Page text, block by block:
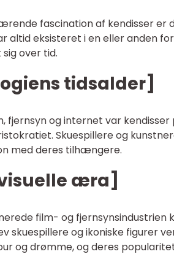
fascination af kendisser er
altid eksisteret i en eller anden
over tid.
tidsalder]
fjernsyn og internet var
Skuespillere og
med deres tilhængere.
æra]
film- og fjernsynsindustrien
skuespillere og ikoniske figurer
og drømme, og deres